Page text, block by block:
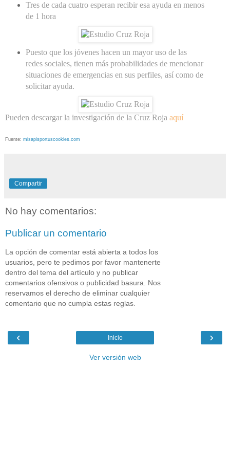
Tres de cada cuatro esperan recibir esa ayuda en menos
de 1 hora
Puesto que los jóvenes hacen un mayor uso de las
redes sociales, tienen más probabilidades de mencionar
situaciones de emergencias en sus perfiles, así como de
solicitar ayuda.
Pueden descargar la investigación de la Cruz Roja aquí
Fuente: misapisportuscookies.com
Compartir
No hay comentarios:
Publicar un comentario
La opción de comentar está abierta a todos los
usuarios, pero te pedimos por favor mantenerte
dentro del tema del artículo y no publicar
comentarios ofensivos o publicidad basura. Nos
reservamos el derecho de eliminar cualquier
comentario que no cumpla estas reglas.
‹ ›
Inicio
Ver versión web